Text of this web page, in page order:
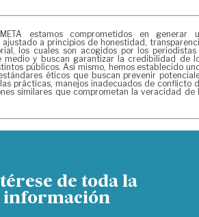
META estamos comprometidos en generar
a principios de honestidad,
los cuales son acogidos por los periodistas
medio y buscan garantizar la credibilidad de
públicos. Así mismo, hemos establecido
éticos que buscan prevenir
prácticas, manejos inadecuados de conflicto
similares que comprometan la veracidad de
de toda la
información